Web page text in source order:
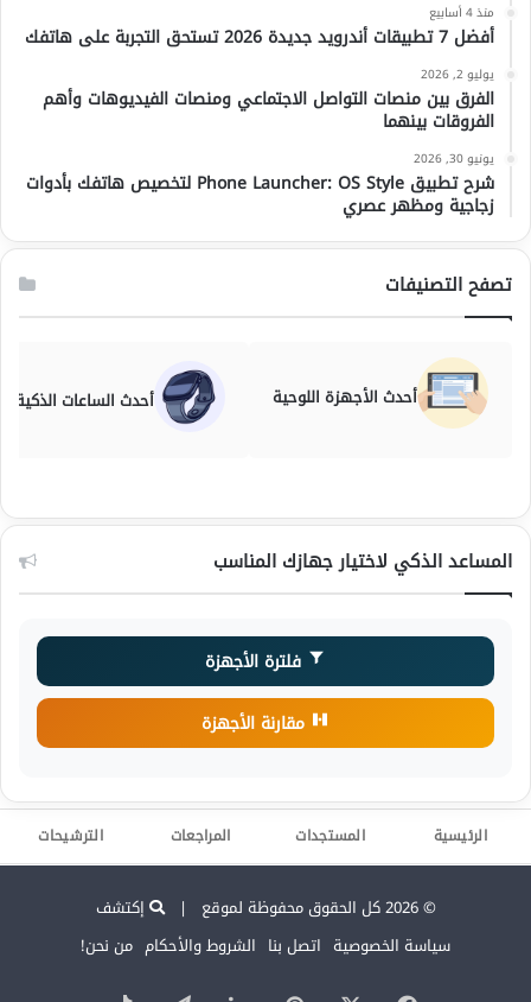
منذ 4 أسابيع
أفضل 7 تطبيقات أندرويد جديدة 2026 تستحق التجربة على هاتفك
يوليو 2, 2026
الفرق بين منصات التواصل الاجتماعي ومنصات الفيديوهات وأهم
الفروقات بينهما
يونيو 30, 2026
شرح تطبيق Phone Launcher: OS Style لتخصيص هاتفك بأدوات
زجاجية ومظهر عصري
تصفح التصنيفات
أحدث الأجهزة اللوحية أحدث الساعات الذكية
المساعد الذكي لاختيار جهازك المناسب
فلترة الأجهزة
مقارنة الأجهزة
الرئيسية المستجدات المراجعات الترشيحات
© 2026 كل الحقوق محفوظة لموقع |
إكتشف
سياسة الخصوصية اتصل بنا الشروط والأحكام من نحن!